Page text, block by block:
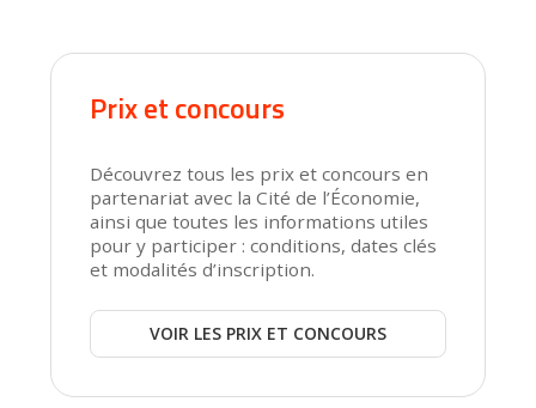
Prix et concours
Découvrez tous les prix et concours en
partenariat avec la Cité de l’Économie,
ainsi que toutes les informations utiles
pour y participer : conditions, dates clés
et modalités d’inscription.
VOIR LES PRIX ET CONCOURS